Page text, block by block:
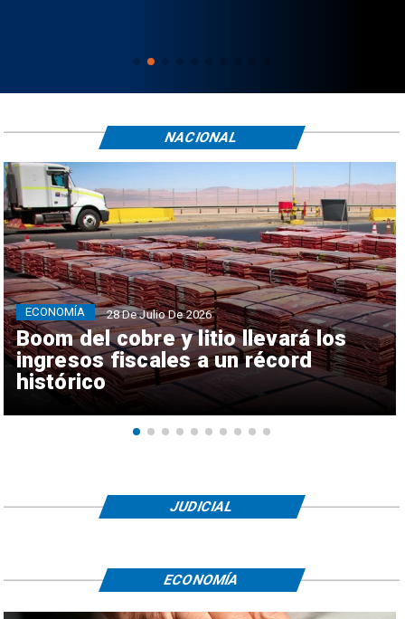
Boom del cobre y litio llevará los
ingresos fiscales a un récord
histórico
ECONOMÍA 28 De Julio De 2026
NACIONAL
JUDICIAL
ECONOMÍA